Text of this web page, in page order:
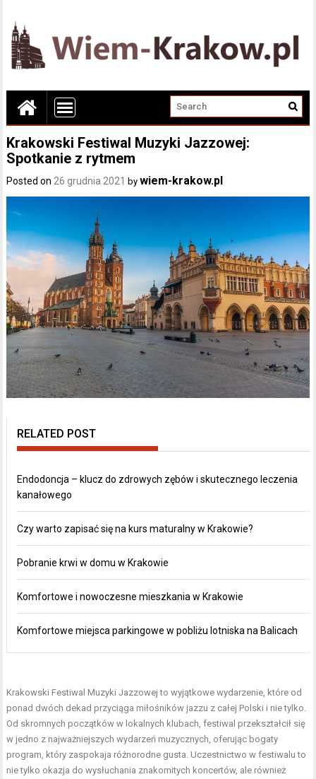
Krakowski Festiwal Muzyki Jazzowej:
Spotkanie z rytmem
Posted on 26 grudnia 2021 bywiem-krakow.pl
RELATED POST
Endodoncja – klucz do zdrowych zębów i skutecznego leczenia
kanałowego
Czy warto zapisać się na kurs maturalny w Krakowie?
Pobranie krwi w domu w Krakowie
Komfortowe i nowoczesne mieszkania w Krakowie
Komfortowe miejsca parkingowe w pobliżu lotniska na Balicach
Krakowski Festiwal Muzyki Jazzowej to wyjątkowe wydarzenie, które od
ponad dwóch dekad przyciąga miłośników jazzu z całej Polski i nie tylko.
Od skromnych początków w lokalnych klubach, festiwal przekształcił się
w jedno z najważniejszych wydarzeń muzycznych, oferując bogaty
program, który zaspokaja różnorodne gusta. Uczestnictwo w festiwalu to
nie tylko okazja do wysłuchania znakomitych koncertów, ale również